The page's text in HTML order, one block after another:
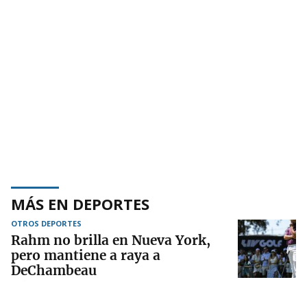
MÁS EN DEPORTES
OTROS DEPORTES
Rahm no brilla en Nueva York,
pero mantiene a raya a
DeChambeau